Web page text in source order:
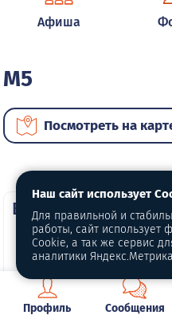
Афиша
M5
Посмотреть на
ВИП автомобили
Профиль Сообщения
Наш сайт использует
Для правильной и
работы, сайт использует
Cookie, а так же сервис
аналитики Яндекс.Метрика